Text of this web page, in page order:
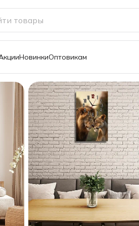
НовинкиОптовикам